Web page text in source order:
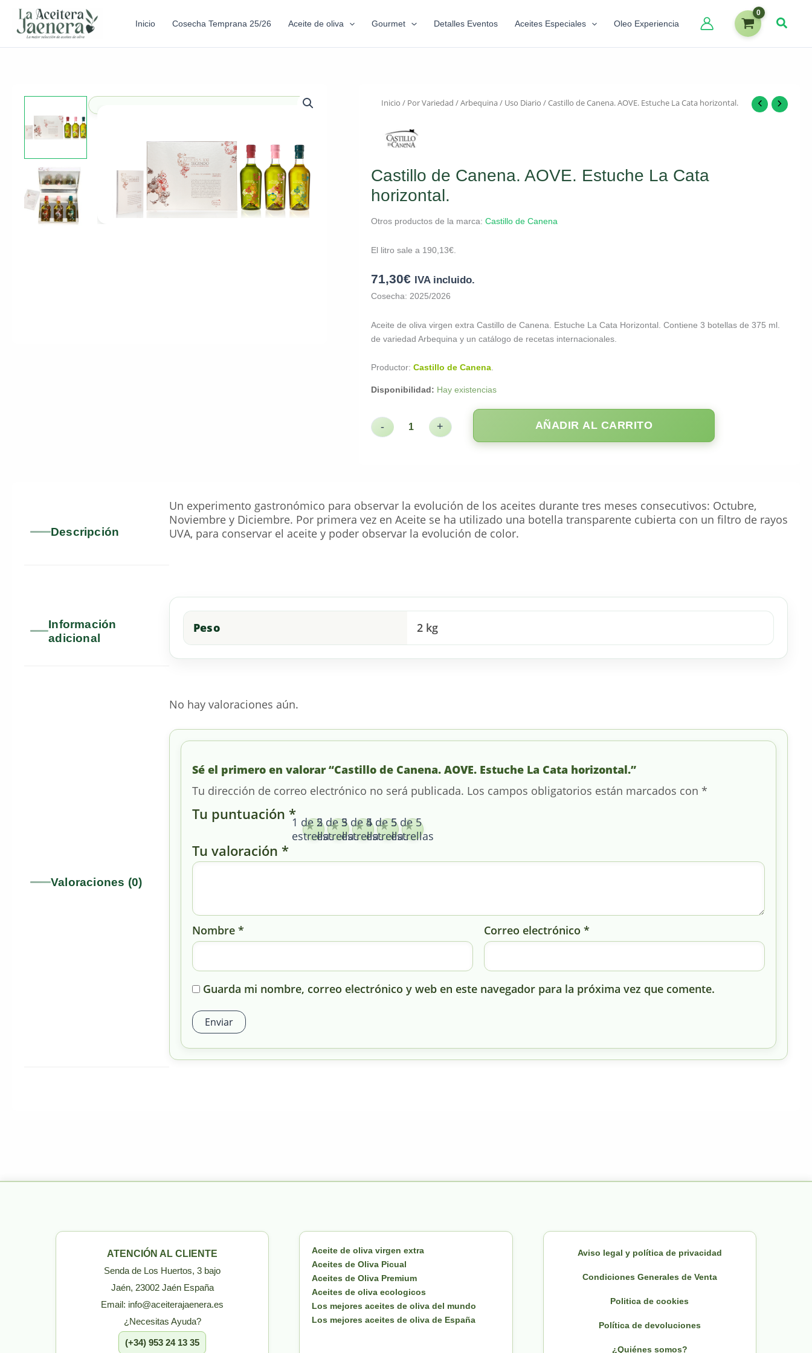
Inicio Cosecha Temprana 25/26 Aceite de oliva Gourmet Detalles Eventos Aceites Especiales Oleo Experiencia
Inicio / Por Variedad /Arbequina/ Uso Diario / Castillo de Canena. AOVE. Estuche La Cata horizontal.
Castillo de Canena. AOVE. Estuche La Cata
horizontal.
Otros productos de la marca: Castillo de Canena
El litro sale a 190,13€.
71,30€ IVA incluido.
Cosecha: 2025/2026
Aceite de oliva virgen extra Castillo de Canena. Estuche La Cata Horizontal. Contiene 3 botellas de 375 ml.
de variedad Arbequina y un catálogo de recetas internacionales.
Productor: Castillo de Canena.
Disponibilidad: Hay existencias
- + AÑADIR AL CARRITO
Descripción
Un experimento gastronómico para observar la evolución de los aceites durante tres meses consecutivos: Octubre,
Noviembre y Diciembre. Por primera vez en Aceite se ha utilizado una botella transparente cubierta con un filtro de rayos
UVA, para conservar el aceite y poder observar la evolución de color.
Información
adicional
Peso 2 kg
Valoraciones (0)
No hay valoraciones aún.
Sé el primero en valorar “Castillo de Canena. AOVE. Estuche La Cata horizontal.”
Tu dirección de correo electrónico no será publicada. Los campos obligatorios están marcados con *
Tu puntuación *1 de 5
estrellas
2 de 5
estrellas
3 de 5
estrellas
4 de 5
estrellas
5 de 5
estrellas
Tu valoración *
Nombre * Correo electrónico*
Guarda mi nombre, correo electrónico y web en este navegador para la próxima vez que comente.
ATENCIÓN AL CLIENTE
Senda de Los Huertos, 3 bajo
Jaén, 23002 Jaén España
Email: info@aceiterajaenera.es
¿Necesitas Ayuda?
(+34) 953 24 13 35
Aceite de oliva virgen extra
Aceites de Oliva Picual
Aceites de Oliva Premium
Aceites de oliva ecologicos
Los mejores aceites de oliva del mundo
Los mejores aceites de oliva de España
Aviso legal y política de privacidad
Condiciones Generales de Venta
Politica de cookies
Política de devoluciones
¿Quiénes somos?